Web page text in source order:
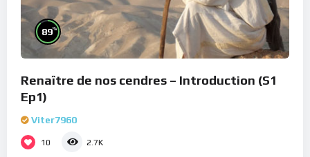
89%
Renaître de nos cendres – Introduction (S1
Ep1)
Viter7960
10 2.7K